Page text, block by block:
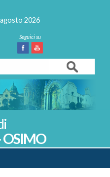
2026
Facebook
Youtube
Search